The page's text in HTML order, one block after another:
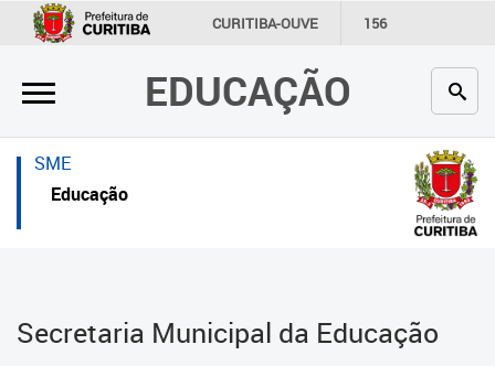
CURITIBA-OUVE 156
INFORMAÇÃO SECRETARIAS
EDUCAÇÃO
×
Inicial
Secretaria
Profissionais da educação
Contato
×
Inicial
Inicial
Secretaria
Crianças e estudantes
SME
Educação
Secretaria Municipal da Educação